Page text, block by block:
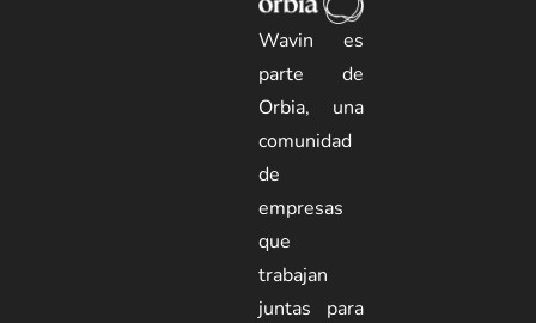
Wavin es
parte de
Orbia, una
comunidad
de
empresas
que
trabajan
juntas para